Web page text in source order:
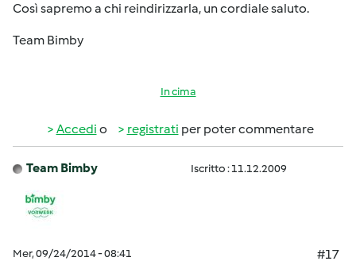
Così sapremo a chi reindirizzarla, un cordiale saluto.
Team Bimby
In cima
Accedi o registrati per poter commentare
Team Bimby Iscritto : 11.12.2009
Mer, 09/24/2014 - 08:41
#17